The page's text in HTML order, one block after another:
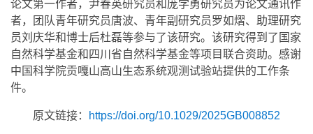
论文第一作者，尹春英研究员和庞学勇研究员为论文通讯作
者，团队青年研究员唐波、青年副研究员罗如熠、助理研究
员刘庆华和博士后杜磊等参与了该研究。该研究得到了国家
自然科学基金和四川省自然科学基金等项目联合资助。感谢
中国科学院贡嘎山高山生态系统观测试验站提供的工作条
件。
原文链接： https://doi.org/10.1029/2025GB008852